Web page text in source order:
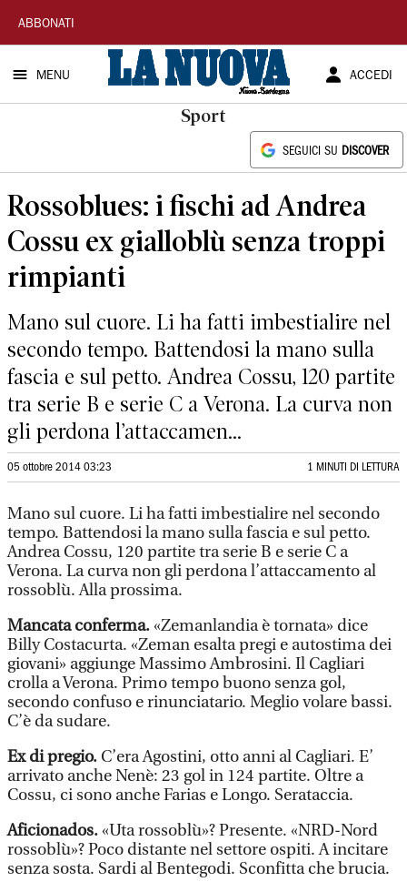
La
Nuova
Sardegna
ABBONATI
MENU ACCEDI
Sport
SEGUICI SU DISCOVER
Rossoblues: i fischi ad Andrea
Cossu ex gialloblù senza troppi
rimpianti
Mano sul cuore. Li ha fatti imbestialire nel
secondo tempo. Battendosi la mano sulla
fascia e sul petto. Andrea Cossu, 120 partite
tra serie B e serie C a Verona. La curva non
gli perdona l’attaccamen...
05 ottobre 2014 03:23 1 MINUTI DI LETTURA
Mano sul cuore. Li ha fatti imbestialire nel secondo
tempo. Battendosi la mano sulla fascia e sul petto.
Andrea Cossu, 120 partite tra serie B e serie C a
Verona. La curva non gli perdona l’attaccamento al
rossoblù. Alla prossima.
Mancata conferma.«Zemanlandia è tornata» dice
Billy Costacurta. «Zeman esalta pregi e autostima dei
giovani» aggiunge Massimo Ambrosini. Il Cagliari
crolla a Verona. Primo tempo buono senza gol,
secondo confuso e rinunciatario. Meglio volare bassi.
C’è da sudare.
Ex di pregio. C’era Agostini, otto anni al Cagliari. E’
arrivato anche Nenè: 23 gol in 124 partite. Oltre a
Cossu, ci sono anche Farias e Longo. Serataccia.
Aficionados.«Uta rossoblù»? Presente. «NRD-Nord
rossoblù»? Poco distante nel settore ospiti. A incitare
senza sosta. Sardi al Bentegodi. Sconfitta che brucia.